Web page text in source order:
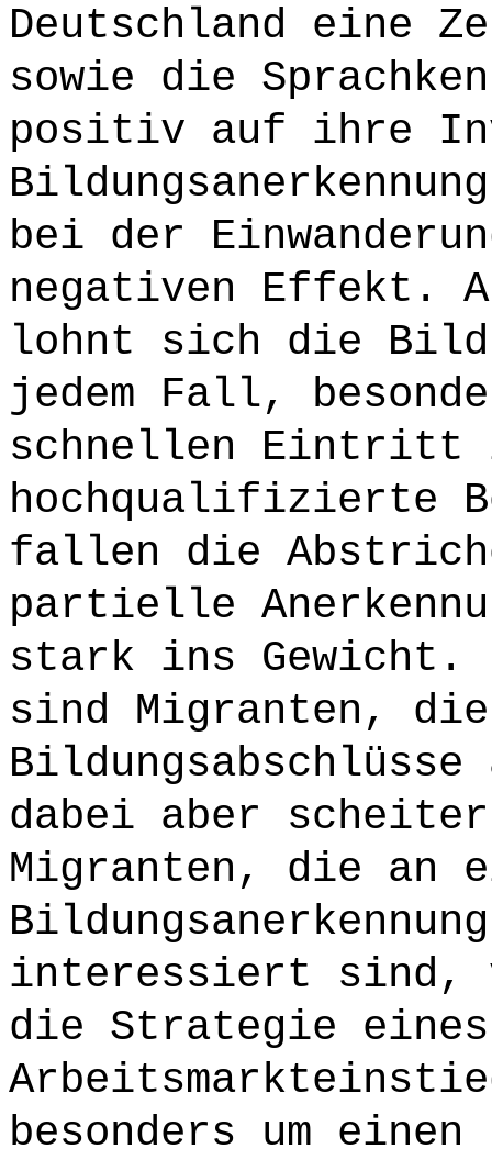
Deutschland eine
sowie die
positiv auf ihre
bei der
negativen Effekt.
lohnt sich die
jedem Fall,
schnellen Eintritt
hochqualifizierte
fallen die
partielle
stark ins Gewicht.
sind Migranten,
Bildungsabschlüsse
dabei aber
Migranten, die an
interessiert sind,
die Strategie
besonders um